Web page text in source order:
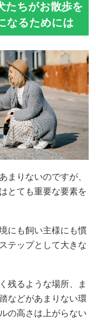
たちがお散歩を
なるためには
まりないのですが、
とても重要な要素を
にも飼い主様にも慣
テップとして大きな
残るような場所、ま
などがあまりない環
の高さは上がらない